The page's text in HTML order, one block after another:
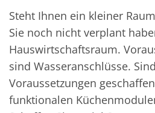
Steht Ihnen ein kleiner
Sie noch nicht verplant
Hauswirtschaftsraum.
sind Wasseranschlüsse.
Voraussetzungen
funktionalen